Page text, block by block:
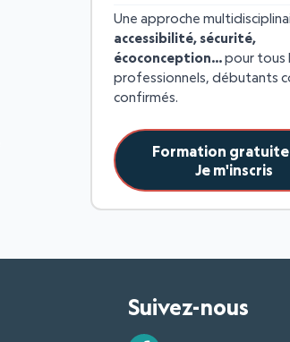
Une approche
accessibilité, sécurité,
écoconception…pour tous
professionnels, débutants
confirmés.
Formation gratuite
Je m'inscris
Suivez-nous